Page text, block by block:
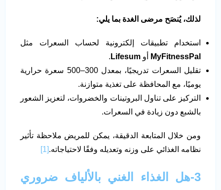
لذلك، يُنصَح مرضى الغدة بما يلي:
استخدام تطبيقات إلكترونية لحساب السعرات مثل
MyFitnessPal
أو Lifesum
.
تقليل السعرات تدريجيًا، بمعدل 300–500 سعرة حرارية
يوميًا، مع المحافظة على تغذية متوازنة.
التركيز على تناول البروتينات والخضروات، لتعزيز الشعور
بالشبع دون زيادة في السعرات.
ومن خلال المتابعة الدقيقة، يمكن للمريض ملاحظة تأثير
نظامه الغذائي على وزنه وتعديله وفقًا لاحتياجاته.[1]
3-هل الغذاء الغني بالألياف ضروري